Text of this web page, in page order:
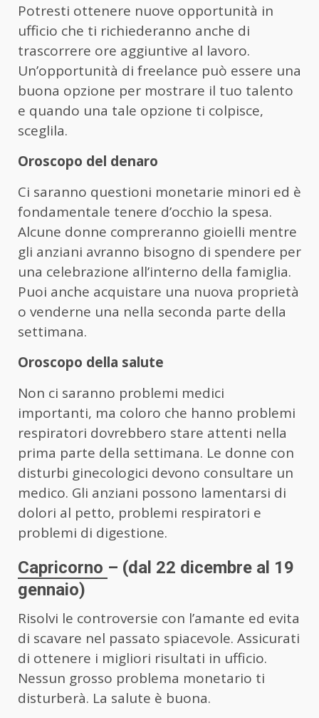
Potresti ottenere nuove opportunità in
ufficio che ti richiederanno anche di
trascorrere ore aggiuntive al lavoro.
Un’opportunità di freelance può essere una
buona opzione per mostrare il tuo talento
e quando una tale opzione ti colpisce,
sceglila.
Oroscopo del denaro
Ci saranno questioni monetarie minori ed è
fondamentale tenere d’occhio la spesa.
Alcune donne compreranno gioielli mentre
gli anziani avranno bisogno di spendere per
una celebrazione all’interno della famiglia.
Puoi anche acquistare una nuova proprietà
o venderne una nella seconda parte della
settimana.
Oroscopo della salute
Non ci saranno problemi medici
importanti, ma coloro che hanno problemi
respiratori dovrebbero stare attenti nella
prima parte della settimana. Le donne con
disturbi ginecologici devono consultare un
medico. Gli anziani possono lamentarsi di
dolori al petto, problemi respiratori e
problemi di digestione.
Capricorno – (dal 22 dicembre al 19
gennaio)
Risolvi le controversie con l’amante ed evita
di scavare nel passato spiacevole. Assicurati
di ottenere i migliori risultati in ufficio.
Nessun grosso problema monetario ti
disturberà. La salute è buona.